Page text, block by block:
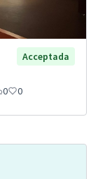
Acceptada
0 0